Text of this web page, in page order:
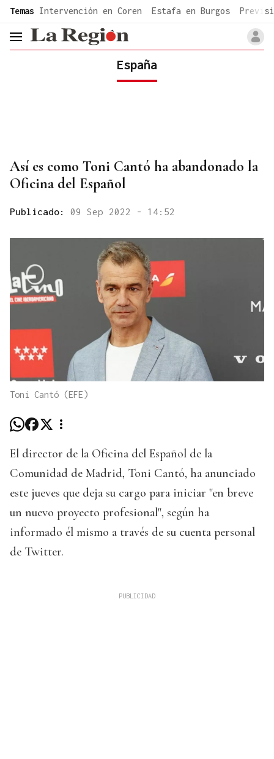
common.go-to-content
Temas Intervención en Coren Estafa en Burgos
header.menu.open
España
Así es como Toni Cantó ha abandonado la
Oficina del Español
Publicado: 09 Sep 2022 - 14:52
Toni Cantó (EFE)
El director de la Oficina del Español de la
Comunidad de Madrid, Toni Cantó, ha anunciado
este jueves que deja su cargo para iniciar "en breve
un nuevo proyecto profesional", según ha
informado él mismo a través de su cuenta personal
de Twitter.